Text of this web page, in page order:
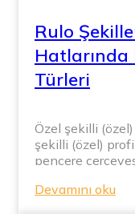
tasarlanabilir […]
Rulo
Hatlarında
Türleri
Özel şekilli
şekilli (özel)
pencere
Cam bölme için
Devamını oku